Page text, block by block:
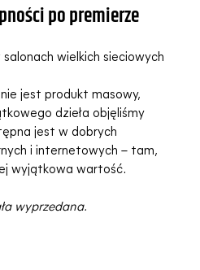
po premierze
salonach wielkich sieciowych
jest produkt masowy,
dzieła objęliśmy
jest w dobrych
i internetowych – tam,
wyjątkowa wartość.
wyprzedana.